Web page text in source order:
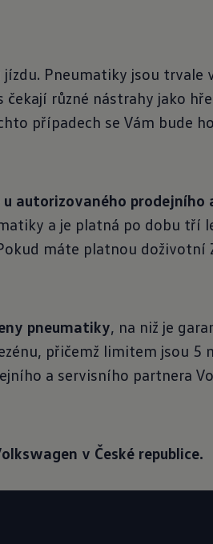
Pneumatiky jsou
různé nástrahy jako
případech se Vám bude
autorizovaného prodejního
a je platná po dobu tří
máte platnou
pneumatiky, na niž je
přičemž limitem jsou 5
a servisního partnera
v České republice.